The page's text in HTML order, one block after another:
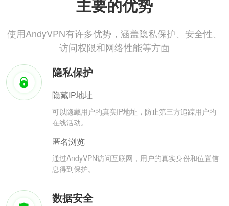
主要的优势
使用AndyVPN有许多优势，涵盖隐私保护、安全性、
访问权限和网络性能等方面
隐私保护
隐藏IP地址
可以隐藏用户的真实IP地址，防止第三方追踪用户的
在线活动。
匿名浏览
通过AndyVPN访问互联网，用户的真实身份和位置信
息得到保护。
数据安全